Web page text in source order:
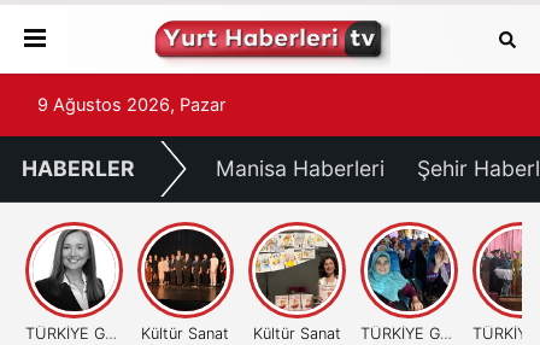
9 Ağustos 2026, Pazar
HABERLER Manisa Haberleri Şehir
TÜRKİYE GÜNDEMİ Kültür Sanat Kültür Sanat TÜRKİYE GÜNDEMİ